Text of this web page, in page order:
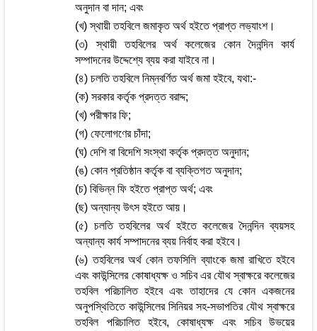
অনুদান বা দান; এবং
(খ) স্থায়ী তহবিলে জমাকৃত অর্থ হইতে প্রাপ্ত লভ্যাংশ।
(৩) স্থায়ী তহবিলের অর্থ কলেজের কোন দৈনন্দিন কার্য
সম্পাদনের উদ্দেশ্যে ব্যয় করা যাইবে না।
(৪) চলতি তহবিলে নিম্নবর্ণিত অর্থ জমা হইবে, যথা:-
(ক) সরকার কর্তৃক প্রদত্ত বরাদ্দ;
(খ) পরীক্ষার ফি;
(গ) ফেলোগণের চাঁদা;
(ঘ) দেশি বা বিদেশি সংস্থা কর্তৃক প্রদত্ত অনুদান;
(ঙ) কোন প্রতিষ্ঠান কর্তৃক বা ব্যক্তিগত অনুদান;
(চ) বিভিন্ন ফি হইতে প্রাপ্ত অর্থ; এবং
(ছ) অন্যান্য উৎস হইতে আয়।
(৫) চলতি তহবিলের অর্থ হইতে কলেজের দৈনন্দিন ব্যয়সহ
অন্যান্য কার্য সম্পাদনের ব্যয় নির্বাহ করা হইবে।
(৬) তহবিলের অর্থ কোন তফসিলি ব্যাংকে জমা রাখিতে হইবে
এবং কাউন্সিলের কোষাধ্যক্ষ ও সচিব এর যৌথ স্বাক্ষরে কলেজের
তহবিল পরিচালিত হইবে এবং তাহাদের যে কোন একজনের
অনুপস্থিতিতে কাউন্সিলের সিনিয়র সহ-সভাপতির যৌথ স্বাক্ষরে
তহবিল পরিচালিত হইবে, কোষাধ্যক্ষ এবং সচিব উভয়ের